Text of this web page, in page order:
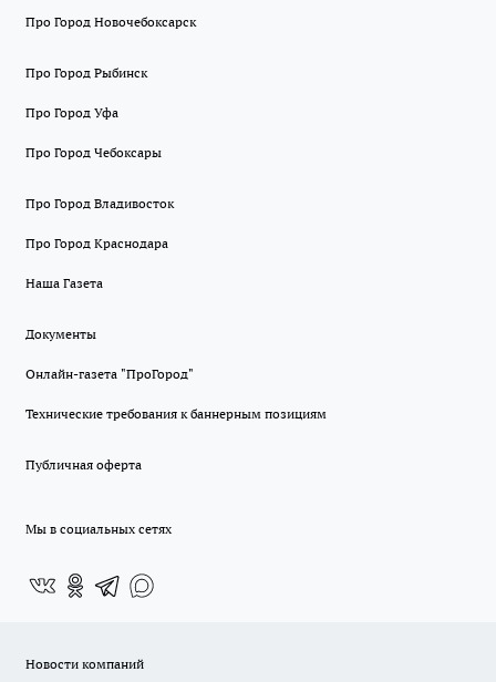
Про Город Новочебоксарск
Про Город Рыбинск
Про Город Уфа
Про Город Чебоксары
Про Город Владивосток
Про Город Краснодара
Наша Газета
Документы
Онлайн-газета "ПроГород"
Технические требования к баннерным позициям
Публичная оферта
Мы в социальных сетях
Новости компаний